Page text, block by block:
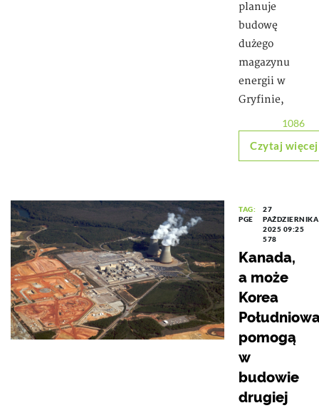
planuje
budowę
dużego
magazynu
energii w
Gryfinie,
1086
Czytaj więcej
TAG:
PGE
27
PAŹDZIERNIKA
2025 09:25
578
Kanada,
a może
Korea
pomogą
w
budowie
drugiej